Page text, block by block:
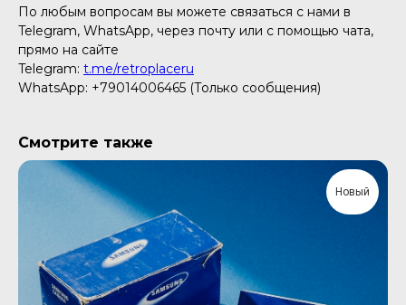
По любым вопросам вы можете связаться с нами в
Telegram, WhatsApp, через почту или с помощью чата,
прямо на сайте
Telegram: t.me/retroplaceru
WhatsApp: +79014006465 (Только сообщения)
Смотрите также
Новый